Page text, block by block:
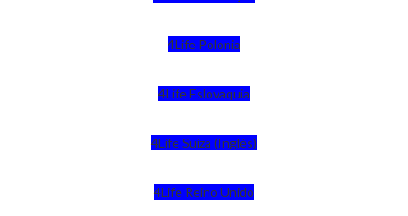
4Life Polonia
4Life Eslovaquia
4Life Suiza (Inglés)
4Life Reino Unido